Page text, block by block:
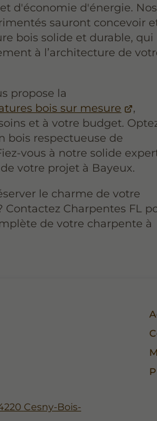
d'économie d'énergie. Nos
sauront concevoir
bois solide et durable, qui
à l’architecture de
propose la
bois sur mesure
,
et à votre budget.
bois respectueuse de
vous à notre solide
votre projet à Bayeux.
le charme de votre
Contactez Charpentes FL
de votre charpente à
Cesny-Bois-